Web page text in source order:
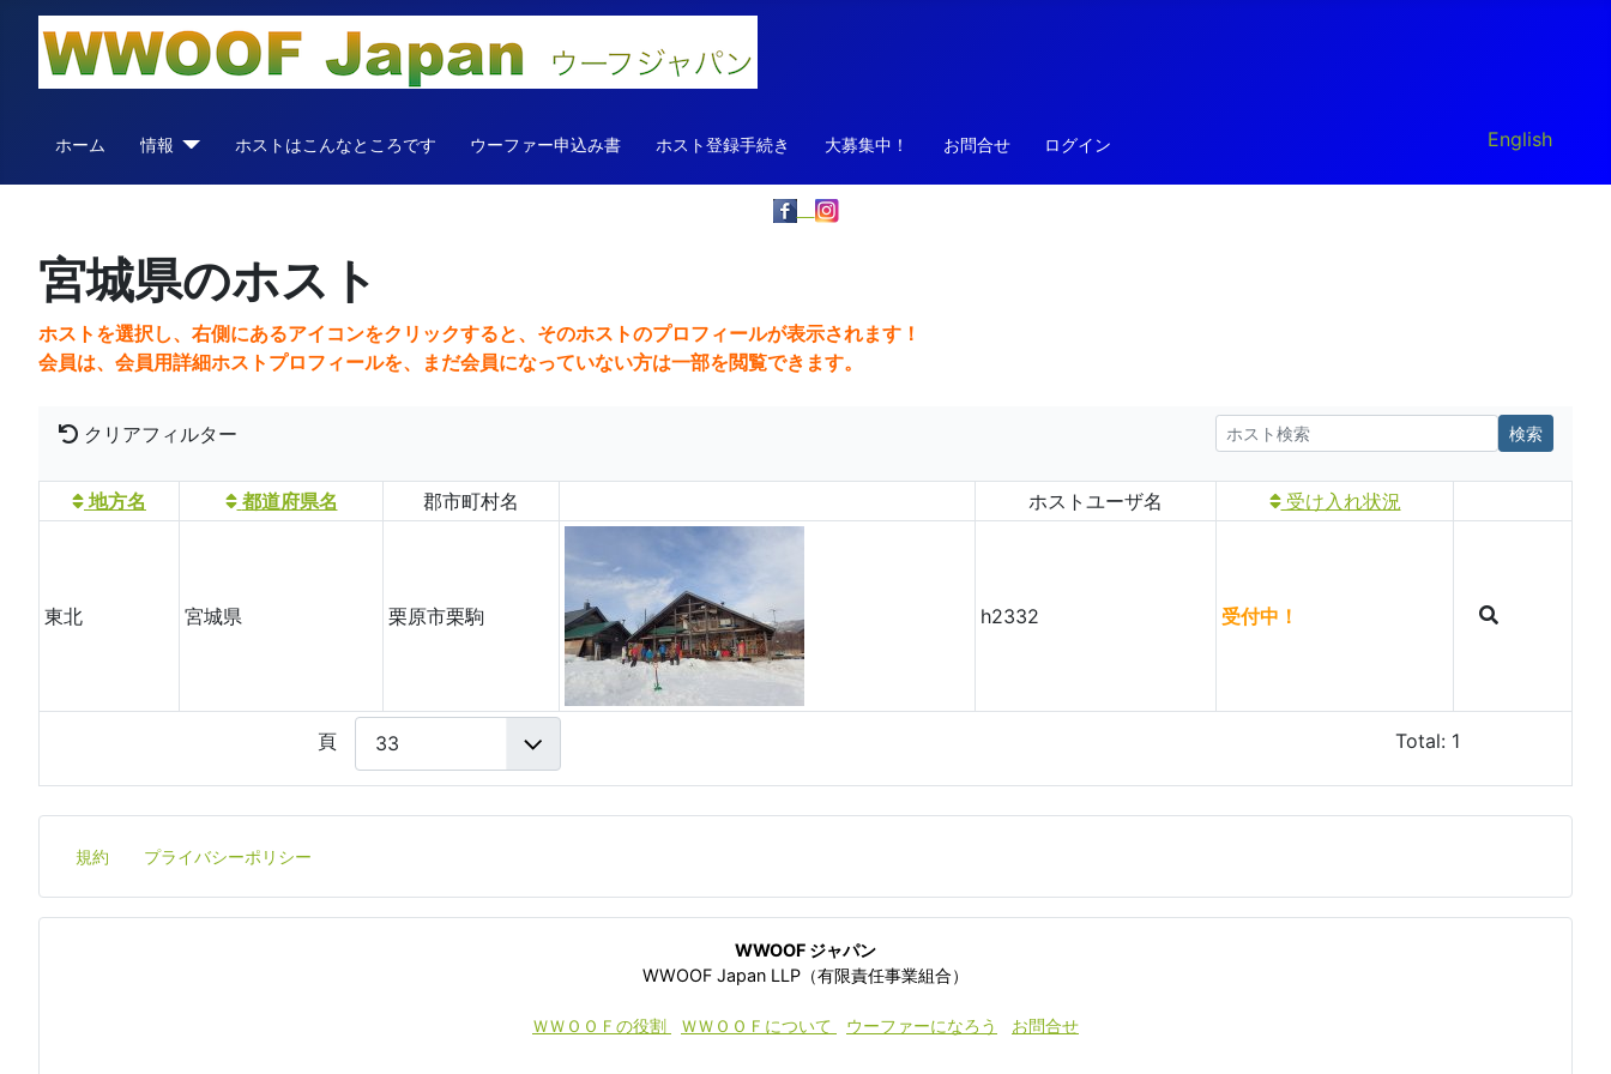
ホーム 情報 ホストはこんなところです ウーファー申込み書 ホスト登録手続き 大募集中！ お問合せ ログイン あなたが使う
English
宮城県のホスト
ホストを選択し、右側にあるアイコンをクリックすると、そのホストのプロフィールが表示されます！
会員は、会員用詳細ホストプロフィールを、まだ会員になっていない方は一部を閲覧できます。
クリアフィルター
地方名 都道府県名 郡市町村名 ホストユーザ名 受け入れ状況
頁 Total: 1
東北 宮城県 栗原市栗駒 h2332 受付中！
規約 プライバシーポリシー
WWOOF ジャパン
WWOOF Japan LLP（有限責任事業組合）
ＷＷＯＯＦの役割 ＷＷＯＯＦについて ウーファーになろう お問合せ